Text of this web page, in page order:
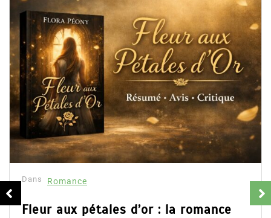
Dans Romance
Fleur aux pétales d’or : la romance